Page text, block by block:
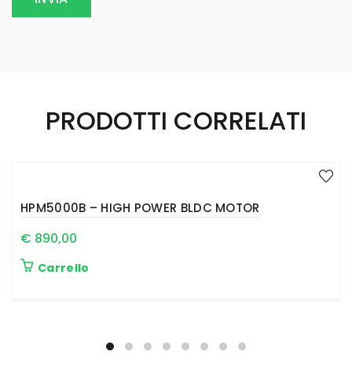
PRODOTTI CORRELATI
HPM5000B – HIGH POWER BLDC MOTOR
€ 890,00
Carrello